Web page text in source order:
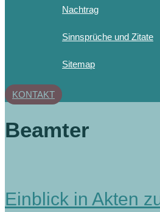
Nachtrag
Sinnsprüche und Zitate
Sitemap
KONTAKT
Beamter
Einblick in Akten